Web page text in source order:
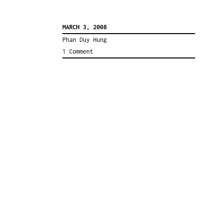
MARCH 3, 2008
Phan Duy Hung
1 Comment